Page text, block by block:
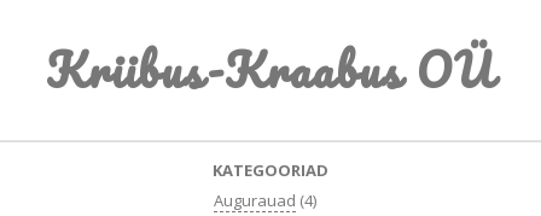
contentKriibus-Kraabus OÜ
KATEGOORIAD
Augurauad (4)